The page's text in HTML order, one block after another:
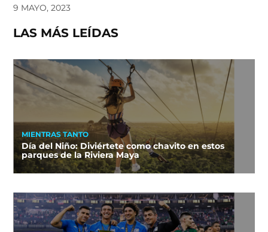
9 MAYO, 2023
LAS MÁS LEÍDAS
MIENTRAS TANTO
Día del Niño: Diviértete como chavito en estos
parques de la Riviera Maya